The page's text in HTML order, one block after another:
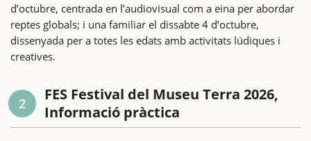
d’octubre, centrada en l’audiovisual com a eina per abordar
reptes globals; i una familiar el dissabte 4 d’octubre,
dissenyada per a totes les edats amb activitats lúdiques i
creatives.
2
FES Festival del Museu Terra 2026,
Informació pràctica